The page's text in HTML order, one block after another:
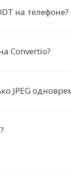
на телефоне?
Convertio?
JPEG